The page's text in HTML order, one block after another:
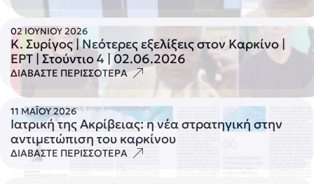
02 ΙΟΥΝΙΟΥ 2026
Κ. Συρίγος | Νεότερες εξελίξεις στον Καρκίνο |
ΕΡΤ | Στούντιο 4 | 02.06.2026
ΔΙΑΒΑΣΤΕ ΠΕΡΙΣΣΟΤΕΡΑ
11 ΜΑΪΟΥ 2026
Ιατρική της Ακρίβειας: η νέα στρατηγική στην
αντιμετώπιση του καρκίνου
ΔΙΑΒΑΣΤΕ ΠΕΡΙΣΣΟΤΕΡΑ